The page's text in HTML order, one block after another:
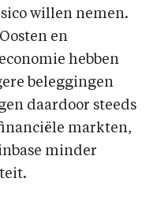
willen nemen.
en
hebben
beleggingen
daardoor steeds
markten,
minder